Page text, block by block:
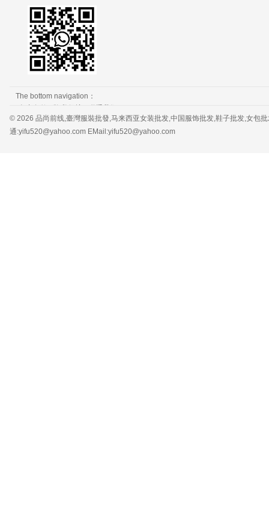
The bottom navigation：
© 2026 品尚前线,臺灣服裝批發,马来西亚女装批发,中国服饰批发,鞋子批发,女
通:yifu520@yahoo.com EMail:yifu520@yahoo.com